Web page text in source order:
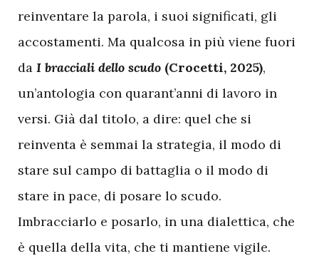
reinventare la parola, i suoi significati, gli
accostamenti. Ma qualcosa in più viene fuori
da I bracciali dello scudo (Crocetti, 2025),
un’antologia con quarant’anni di lavoro in
versi. Già dal titolo, a dire: quel che si
reinventa è semmai la strategia, il modo di
stare sul campo di battaglia o il modo di
stare in pace, di posare lo scudo.
Imbracciarlo e posarlo, in una dialettica, che
è quella della vita, che ti mantiene vigile.